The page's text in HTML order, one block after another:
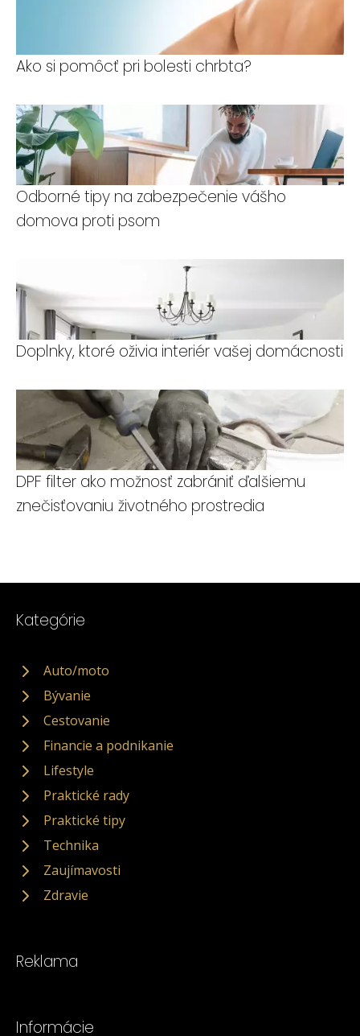
Ako si pomôcť pri bolesti chrbta?
Odborné tipy na zabezpečenie vášho
domova proti psom
Doplnky, ktoré oživia interiér vašej domácnosti
DPF filter ako možnosť zabrániť ďalšiemu
znečisťovaniu životného prostredia
Kategórie
Auto/moto
Bývanie
Cestovanie
Financie a podnikanie
Lifestyle
Praktické rady
Praktické tipy
Technika
Zaujímavosti
Zdravie
Reklama
Informácie